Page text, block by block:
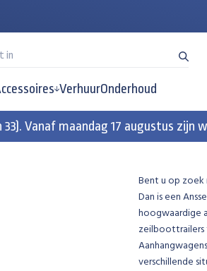
VerhuurOnderhoud
Vanaf maandag 17 augustus zijn
Bent u op zoek
Dan is een
hoogwaardige
zeilboottrailers
verschillende